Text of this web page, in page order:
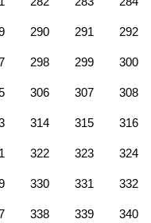
290 291 292
298 299 300
306 307 308
314 315 316
322 323 324
330 331 332
338 339 340